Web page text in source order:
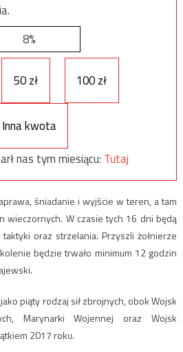
8%
50 zł 100 zł
Inna kwota
nas tym miesiącu: Tutaj
śniadanie i wyjście w teren, a tam
wieczornych. W czasie tych 16 dni będą
oraz strzelania. Przyszli żołnierze
będzie trwało minimum 12 godzin
piąty rodzaj sił zbrojnych, obok Wojsk
Marynarki Wojennej oraz Wojsk
2017 roku.